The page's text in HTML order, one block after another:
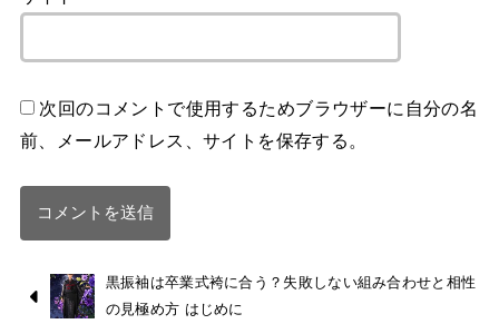
次回のコメントで使用するためブラウザーに自分の名
前、メールアドレス、サイトを保存する。
黒振袖は卒業式袴に合う？失敗しない組み合わせと相性
の見極め方 はじめに